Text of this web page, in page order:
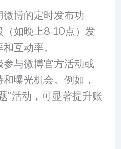
博的定时发布功
如晚上8-10点）发
互动率。
与微博官方活动或
曝光机会。例如，
”活动，可显著提升账